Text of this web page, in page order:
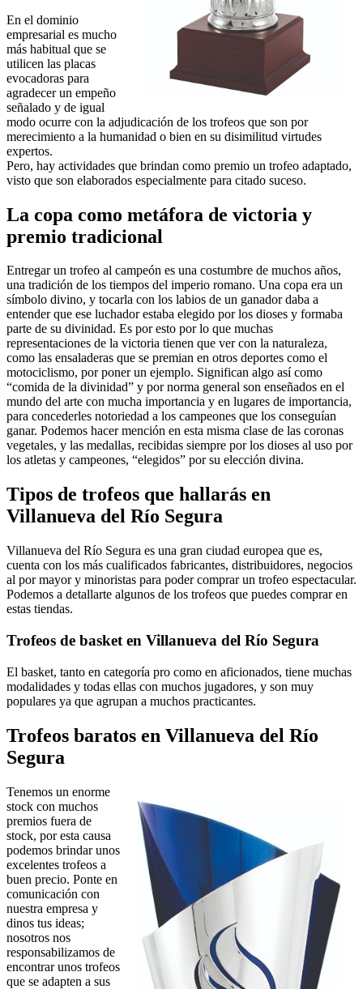
En el dominio
empresarial es mucho
más habitual que se
utilicen las placas
evocadoras para
agradecer un empeño
señalado y de igual
modo ocurre con la adjudicación de los trofeos que son por
merecimiento a la humanidad o bien en su disimilitud virtudes
expertos.
Pero, hay actividades que brindan como premio un trofeo adaptado,
visto que son elaborados especialmente para citado suceso.
La copa como metáfora de victoria y
premio tradicional
Entregar un trofeo al campeón es una costumbre de muchos años,
una tradición de los tiempos del imperio romano. Una copa era un
símbolo divino, y tocarla con los labios de un ganador daba a
entender que ese luchador estaba elegido por los dioses y formaba
parte de su divinidad. Es por esto por lo que muchas
representaciones de la victoria tienen que ver con la naturaleza,
como las ensaladeras que se premian en otros deportes como el
motociclismo, por poner un ejemplo. Significan algo así como
“comida de la divinidad” y por norma general son enseñados en el
mundo del arte con mucha importancia y en lugares de importancia,
para concederles notoriedad a los campeones que los conseguían
ganar. Podemos hacer mención en esta misma clase de las coronas
vegetales, y las medallas, recibidas siempre por los dioses al uso por
los atletas y campeones, “elegidos” por su elección divina.
Tipos de trofeos que hallarás en
Villanueva del Río Segura
Villanueva del Río Segura es una gran ciudad europea que es,
cuenta con los más cualificados fabricantes, distribuidores, negocios
al por mayor y minoristas para poder comprar un trofeo espectacular.
Podemos a detallarte algunos de los trofeos que puedes comprar en
estas tiendas.
Trofeos de basket en Villanueva del Río Segura
El basket, tanto en categoría pro como en aficionados, tiene muchas
modalidades y todas ellas con muchos jugadores, y son muy
populares ya que agrupan a muchos practicantes.
Trofeos baratos en Villanueva del Río
Segura
Tenemos un enorme
stock con muchos
premios fuera de
stock, por esta causa
podemos brindar unos
excelentes trofeos a
buen precio. Ponte en
comunicación con
nuestra empresa y
dinos tus ideas;
nosotros nos
responsabilizamos de
encontrar unos trofeos
que se adapten a sus